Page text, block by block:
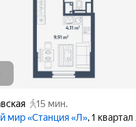
15 мин.
мир «Станция «Л», 1